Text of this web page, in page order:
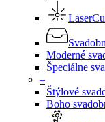
Moderné
Špeciálne
–
Štýlové
Boho